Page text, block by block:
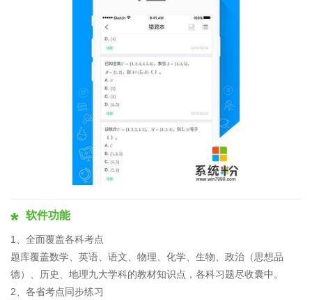
软件功能
1、全面覆盖各科考点
题库覆盖数学、英语、语文、物理、化学、生物、政治（思想品
德）、历史、地理九大学科的教材知识点，各科习题尽收囊中。
2、各省考点同步练习